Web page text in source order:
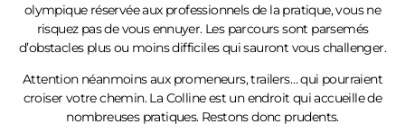
olympique réservée aux professionnels de la pratique, vous ne
risquez pas de vous ennuyer. Les parcours sont parsemés
d’obstacles plus ou moins difficiles qui sauront vous challenger.
Attention néanmoins aux promeneurs, trailers… qui pourraient
croiser votre chemin. La Colline est un endroit qui accueille de
nombreuses pratiques. Restons donc prudents.